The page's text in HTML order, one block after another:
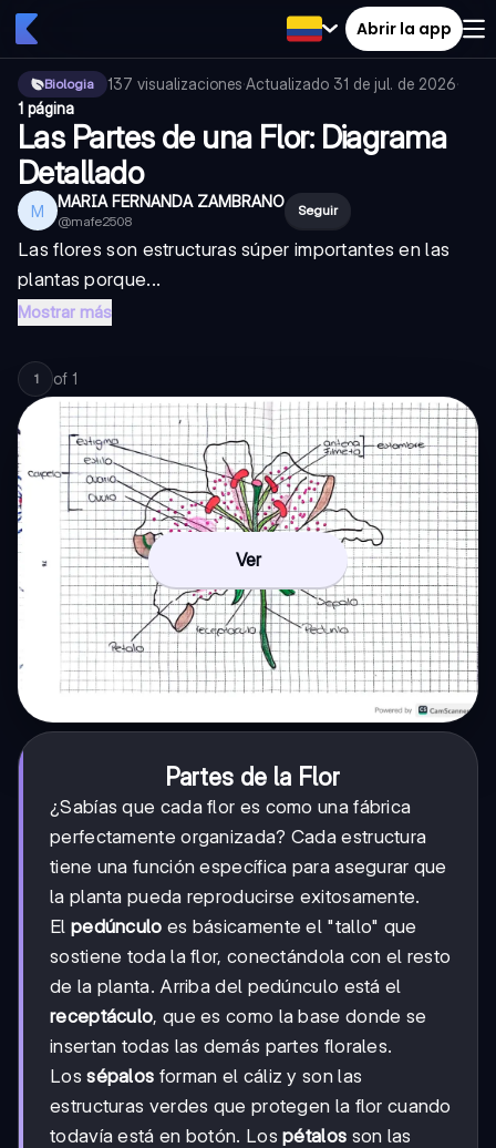
Abrir la app
Biologia 137 visualizaciones·Actualizado 31 de jul. de 2026·
1 página
Las Partes de una Flor: Diagrama
Detallado
M MARIA FERNANDA ZAMBRANO
@mafe2508
Seguir
Las flores son estructuras súper importantes en las
plantas porque...
Mostrar más
1 of 1
Ver
Partes de la Flor
¿Sabías que cada flor es como una fábrica
perfectamente organizada? Cada estructura
tiene una función específica para asegurar que
la planta pueda reproducirse exitosamente.
El pedúnculo es básicamente el "tallo" que
sostiene toda la flor, conectándola con el resto
de la planta. Arriba del pedúnculo está el
receptáculo, que es como la base donde se
insertan todas las demás partes florales.
Lossépalos forman el cáliz y son las
estructuras verdes que protegen la flor cuando
todavía está en botón. Lospétalos son las